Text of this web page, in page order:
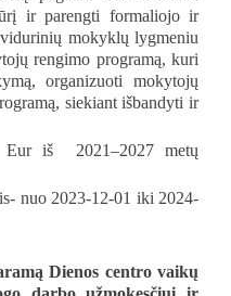
ir parengti formaliojo ir
mokyklų lygmeniu
rengimo programą, kuri
organizuoti mokytojų
siekiant išbandyti ir
Eur iš 2021‒2027 metų
nuo 2023-12-01 iki 2024-
Dienos centro vaikų